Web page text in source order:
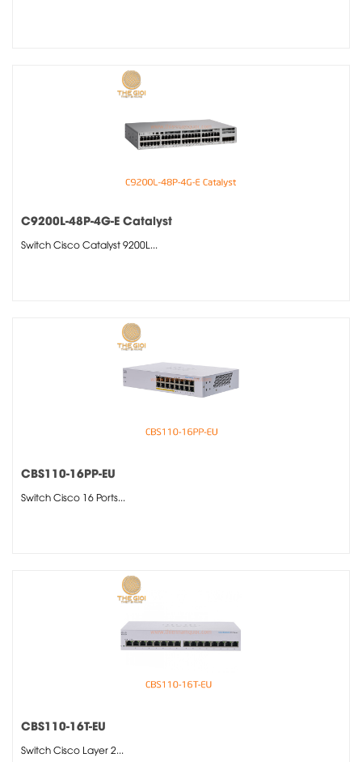
C9200L-48P-4G-E Catalyst
Switch Cisco Catalyst 9200L...
CBS110-16PP-EU
Switch Cisco 16 Ports...
CBS110-16T-EU
Switch Cisco Layer 2...